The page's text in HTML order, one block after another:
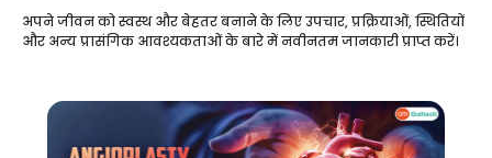
अपने जीवन को स्वस्थ और बेहतर बनाने के लिए उपचार, प्रक्रियाओं, स्थितियों
और अन्य प्रासंगिक आवश्यकताओं के बारे में नवीनतम जानकारी प्राप्त करें।